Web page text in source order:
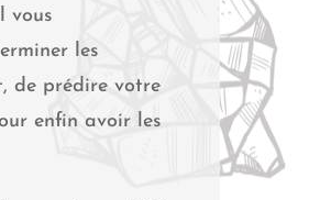
vous
les
de prédire votre
enfin avoir les